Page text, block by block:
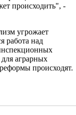
происходить", -
угрожает
работа над
аграрных
происходят.